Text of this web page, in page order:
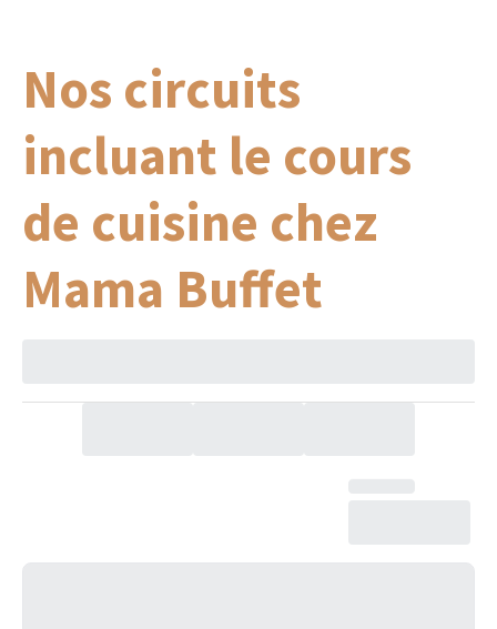
Nos circuits
incluant le cours
de cuisine chez
Mama Buffet